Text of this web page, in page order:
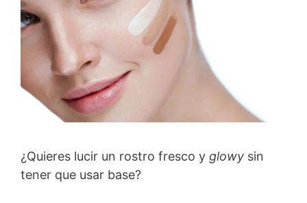
¿Quieres lucir un rostro fresco y glowy sin
tener que usar base?